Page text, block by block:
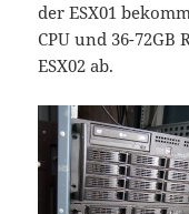
der ESX01
CPU und 36-
ESX02 ab.